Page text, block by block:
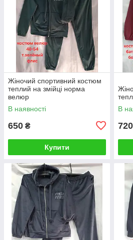
Жіночий спортивний костюм
теплий на змійці норма
велюр
В наявності
650 ₴
Купити
В
720